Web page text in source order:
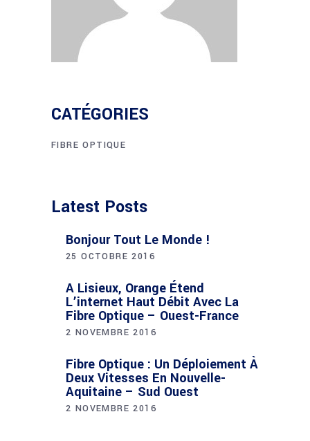
CATÉGORIES
FIBRE OPTIQUE
Latest Posts
Bonjour Tout Le Monde !
25 OCTOBRE 2016
A Lisieux, Orange Étend
L’internet Haut Débit Avec La
Fibre Optique – Ouest-France
2 NOVEMBRE 2016
Fibre Optique : Un Déploiement À
Deux Vitesses En Nouvelle-
Aquitaine – Sud Ouest
2 NOVEMBRE 2016